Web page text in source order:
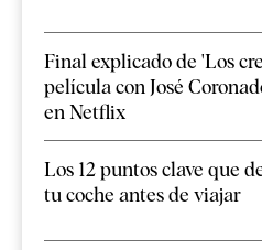
Final explicado de 'Los
película con José
en Netflix
Los 12 puntos clave que
tu coche antes de viajar